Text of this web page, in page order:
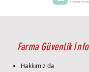
Farma Güvenlik İnfo
Hakkımız da